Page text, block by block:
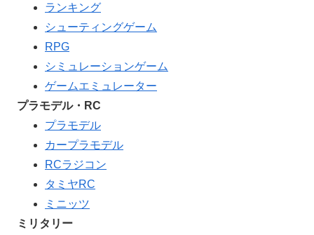
ランキング
シューティングゲーム
RPG
シミュレーションゲーム
ゲームエミュレーター
プラモデル・RC
プラモデル
カープラモデル
RCラジコン
タミヤRC
ミニッツ
ミリタリー